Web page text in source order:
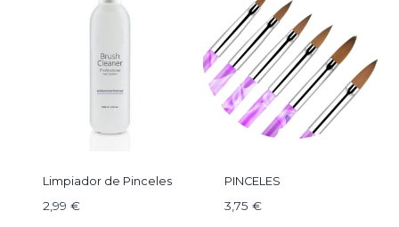
Limpiador de Pinceles
2,99 €
PINCELES
3,75 €